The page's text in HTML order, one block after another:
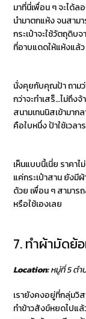
มาที่นี่เพื่อน ๆ จะได้ล
นำมาตกแห้ง จนสาม
กระเป๋าจะใช้วัตถุดิบ
ที่อาบแดดให้แห้งแล้
นั่งคุยกับคุณป้า ถามว่
กว่าจะทำเสร็…ไม่ถึ
สนามเทนนิสเข้ามาก
คือใบหนึ่ง ป้าใช้เวลา
เห็นแบบนี้เนี่ย ราคาไ
แค่กระเป๋าสาน ยังมี
ด้วย เพื่อน ๆ สามาร
หรือใช้เองเลย
7. ทำผ้ามัดย้
Location:หมู่ที่ 5 ตำ
เรายังคงอยู่ที่กลุ่มวิ
ทำข้าวสังข์หยดไปแล้